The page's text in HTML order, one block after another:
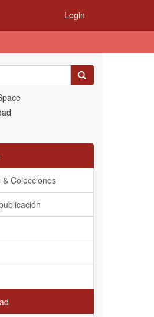
Login
Colecciones